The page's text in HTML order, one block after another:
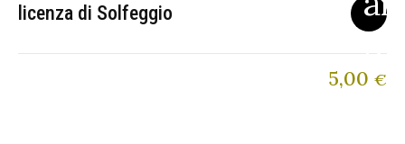
licenza di Solfeggio
5,00 €